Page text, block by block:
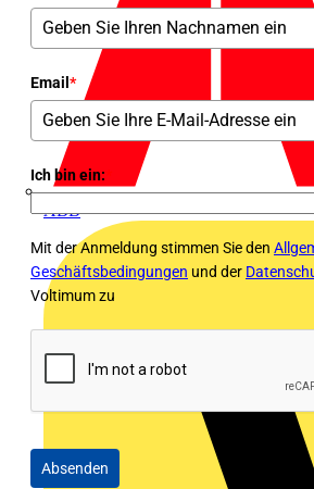
ABB
Email *
Ich bin ein:
Mit der Anmeldung stimmen Sie den
Geschäftsbedingungen und der
Voltimum zu
Absenden